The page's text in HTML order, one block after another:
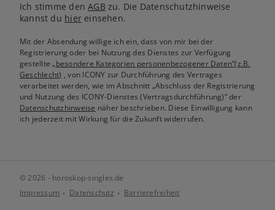
Ich stimme denAGB zu. Die Datenschutzhinweise
kannst du hiereinsehen.
Mit der Absendung willige ich ein, dass von mir bei der
Registrierung oder bei Nutzung des Dienstes zur Verfügung
gestellte„besondere Kategorien personenbezogener Daten“(z.B.
Geschlecht) , von ICONY zur Durchführung des Vertrages
verarbeitet werden, wie im Abschnitt „Abschluss der Registrierung
und Nutzung des ICONY-Dienstes (Vertragsdurchführung)“ der
Datenschutzhinweise näher beschrieben. Diese Einwilligung kann
ich jederzeit mit Wirkung für die Zukunft widerrufen.
© 2026 - horoskop-singles.de
Impressum
Datenschutz Barrierefreiheit